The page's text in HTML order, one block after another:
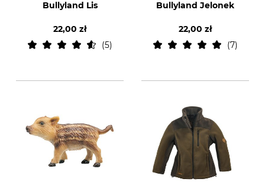
Bullyland Lis
22,00 zł
5
Bullyland Jelonek
22,00 zł
7